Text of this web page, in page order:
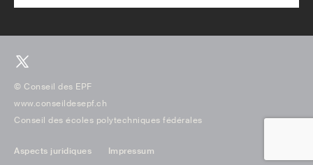
© Conseil des EPF
www.conseildesepf.ch
Conseil des écoles polytechniques fédérales
Aspects juridiques Impressum